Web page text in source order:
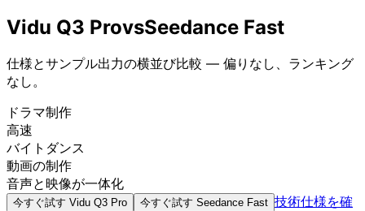
Vidu Q3 ProvsSeedance Fast
仕様とサンプル出力の横並び比較 — 偏りなし、ランキング
なし。
ドラマ制作
高速
バイトダンス
動画の制作
音声と映像が一体化
今すぐ試す Vidu Q3 Pro 今すぐ試す Seedance Fast 技術仕様を確